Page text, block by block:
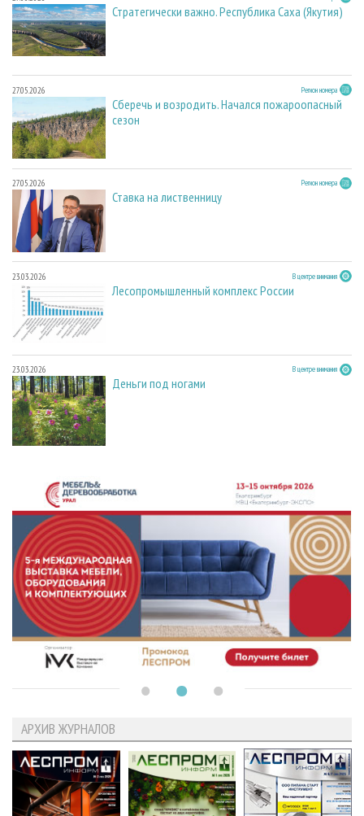
Стратегически важно. Республика Саха (Якутия)
27.05.2026 Регион номера
Сберечь и возродить. Начался пожароопасный
сезон
27.05.2026 Регион номера
Ставка на лиственницу
23.03.2026 В центре внимания
Лесопромышленный комплекс России
23.03.2026 В центре внимания
Деньги под ногами
АРХИВ ЖУРНАЛОВ